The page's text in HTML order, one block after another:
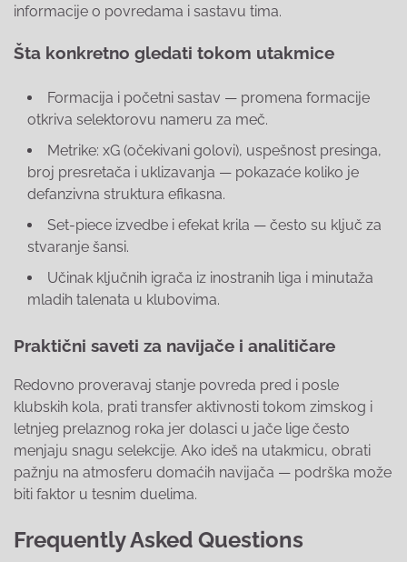
informacije o povredama i sastavu tima.
Šta konkretno gledati tokom utakmice
Formacija i početni sastav — promena formacije
otkriva selektorovu nameru za meč.
Metrike: xG (očekivani golovi), uspešnost presinga,
broj presretača i uklizavanja — pokazaće koliko je
defanzivna struktura efikasna.
Set-piece izvedbe i efekat krila — često su ključ za
stvaranje šansi.
Učinak ključnih igrača iz inostranih liga i minutaža
mladih talenata u klubovima.
Praktični saveti za navijače i analitičare
Redovno proveravaj stanje povreda pred i posle
klubskih kola, prati transfer aktivnosti tokom zimskog i
letnjeg prelaznog roka jer dolasci u jače lige često
menjaju snagu selekcije. Ako ideš na utakmicu, obrati
pažnju na atmosferu domaćih navijača — podrška može
biti faktor u tesnim duelima.
Frequently Asked Questions